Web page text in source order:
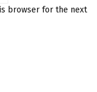
browser for the next